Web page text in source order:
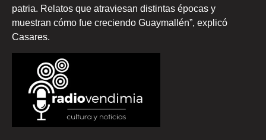
patria. Relatos que atraviesan distintas épocas y
muestran cómo fue creciendo Guaymallén”, explicó
Casares.